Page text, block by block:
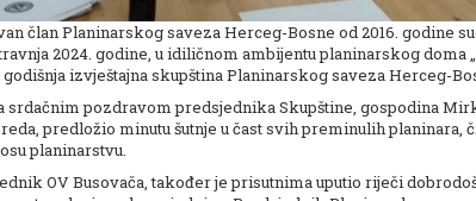
član Planinarskog saveza Herceg-Bosne od 2016. godine
2024. godine, u idiličnom ambijentu planinarskog doma
godišnja izvještajna skupština Planinarskog saveza Herceg-
srdačnim pozdravom predsjednika Skupštine, gospodina
predložio minutu šutnje u čast svih preminulih planinara,
planinarstvu.
OV Busovača, također je prisutnima uputio riječi